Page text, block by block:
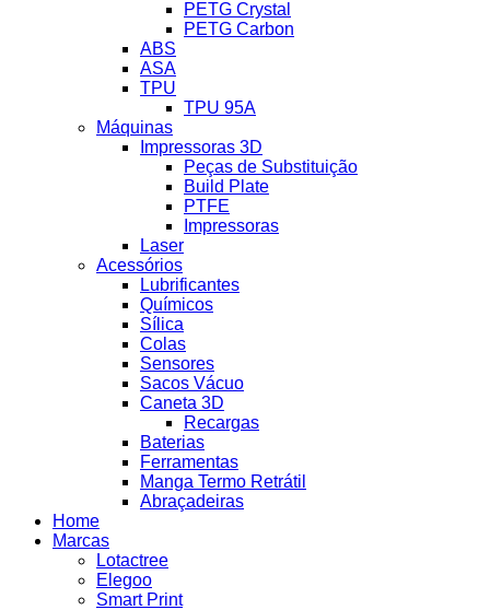
PETG Crystal
PETG Carbon
ABS
ASA
TPU
TPU 95A
Máquinas
Impressoras 3D
Peças de Substituição
Build Plate
PTFE
Impressoras
Laser
Acessórios
Lubrificantes
Químicos
Sílica
Colas
Sensores
Sacos Vácuo
Caneta 3D
Recargas
Baterias
Ferramentas
Manga Termo Retrátil
Abraçadeiras
Home
Marcas
Lotactree
Elegoo
Smart Print